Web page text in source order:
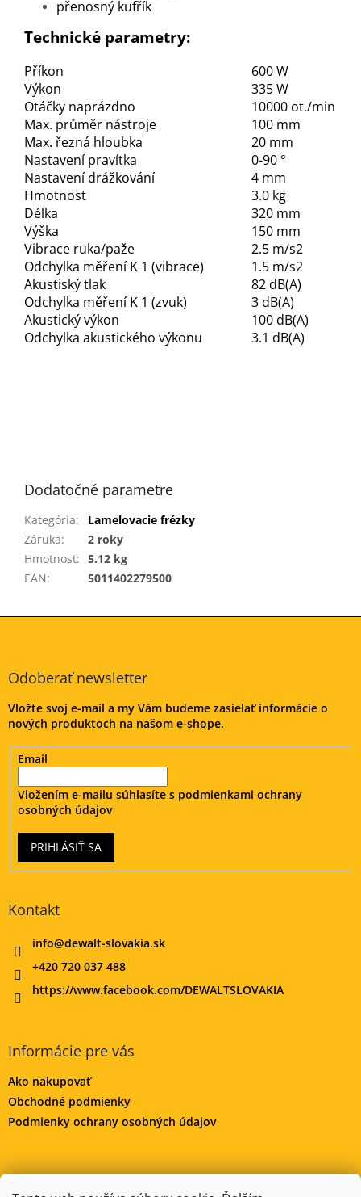
přenosný kufřík
Technické parametry:
Příkon
600 W
Výkon
335 W
Otáčky naprázdno
10000 ot./min
Max. průměr nástroje
100 mm
Max. řezná hloubka
20 mm
Nastavení pravítka
0-90 °
Nastavení drážkování
4 mm
Hmotnost
3.0 kg
Délka
320 mm
Výška
150 mm
Vibrace ruka/paže
2.5 m/s2
Odchylka měření K 1 (vibrace)
1.5 m/s2
Akustiský tlak
82 dB(A)
Odchylka měření K 1 (zvuk)
3 dB(A)
Akustický výkon
100 dB(A)
Odchylka akustického výkonu
3.1 dB(A)
Dodatočné parametre
Kategória:
Lamelovacie frézky
Záruka:
2 roky
Hmotnosť: 5.12 kg
EAN: 5011402279500
Z
Odoberať newsletter
Vložte svoj e-mail a my Vám budeme zasielať informácie o
nových produktoch na našom e-shope.
Email
Vložením e-mailu súhlasíte s podmienkami ochrany
osobných údajov
PRIHLÁSIŤ SA
Kontakt
info@dewalt-slovakia.sk
+420 720 037 488
https://www.facebook.com/DEWALTSLOVAKIA
Informácie pre vás
Ako nakupovať
Obchodné podmienky
Podmienky ochrany osobných údajov